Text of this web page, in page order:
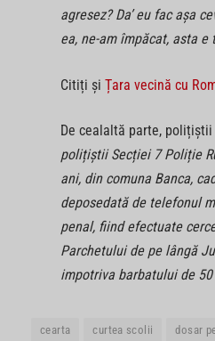
agresez? Da’ eu fac așa
ea, ne-am împăcat, asta e
Citiți și Țara vecină cu
De cealaltă parte,
polițiștii Secției 7 Poliție
ani, din comuna Banca,
deposedată de telefonul
penal, fiind efectuate
Parchetului de pe lângă
impotriva barbatului de
cearta curtea scolii dosar